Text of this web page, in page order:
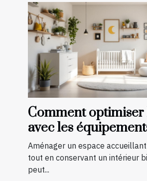
Comment optimiser
avec les
bébé?
Aménager un espace
tout en conservant un intérieur
peut...